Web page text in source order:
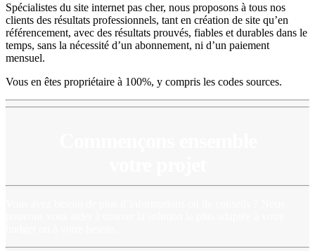
Spécialistes du site internet pas cher, nous proposons à tous nos
clients des résultats professionnels, tant en création de site qu’en
référencement, avec des résultats prouvés, fiables et durables dans le
temps, sans la nécessité d’un abonnement, ni d’un paiement
mensuel.
Vous en êtes propriétaire à 100%, y compris les codes sources.